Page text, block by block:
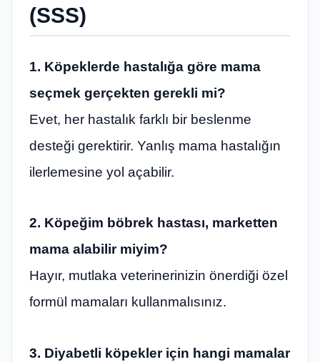
(SSS)
1. Köpeklerde hastalığa göre mama
seçmek gerçekten gerekli mi?
Evet, her hastalık farklı bir beslenme
desteği gerektirir. Yanlış mama hastalığın
ilerlemesine yol açabilir.
2. Köpeğim böbrek hastası, marketten
mama alabilir miyim?
Hayır, mutlaka veterinerinizin önerdiği özel
formül mamaları kullanmalısınız.
3. Diyabetli köpekler için hangi mamalar